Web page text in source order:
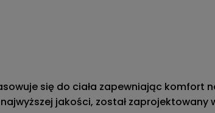
się do ciała zapewniając komfort
jakości, został zaprojektowany